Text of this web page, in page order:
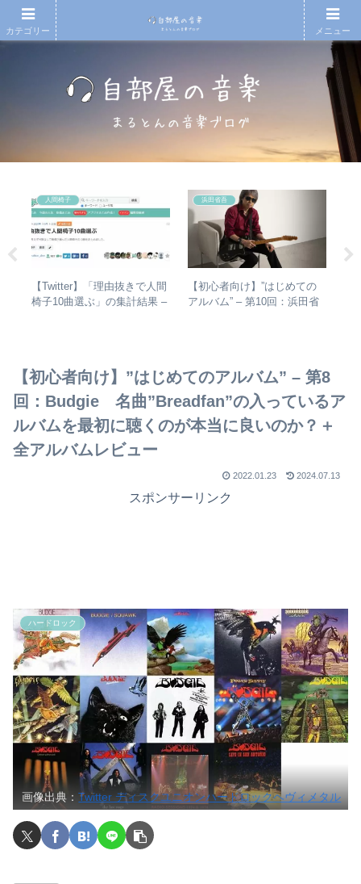
人間椅子
【Twitter】「理由抜きで人間
椅子10曲選ぶ」の集計結果 –
浜田省吾
【初心者向け】”はじめての
アルバム” – 第10回：浜田省
【初心者向け】”はじめてのアルバム” – 第8
回：Budgie 名曲”Breadfan”の入っているア
ルバムを最初に聴くのが本当に良いのか？＋
全アルバムレビュー
2022.01.23 2024.07.13
スポンサーリンク
ハードロック
画像出典：Twitter ディスクユニオンハードロックヘヴィメタル
カテゴリー メニュー